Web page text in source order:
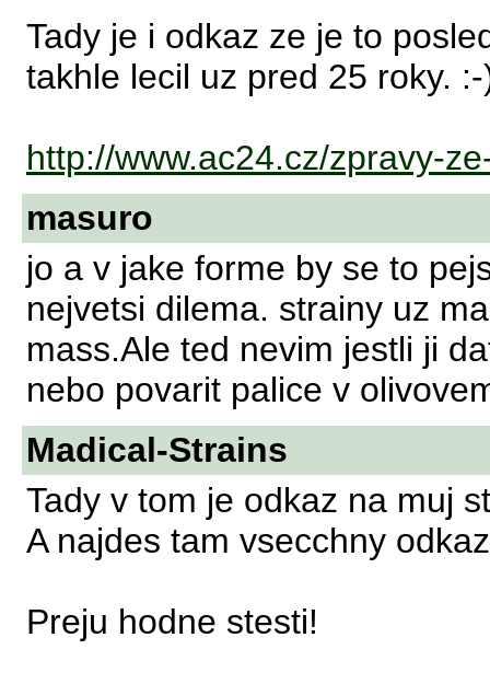
Tady je i odkaz ze je to
takhle lecil uz pred 25 roky.
http://www.ac24.cz/zpravy-
masuro
jo a v jake forme by se to
nejvetsi dilema. strainy uz
mass.Ale ted nevim jestli ji
nebo povarit palice v
Madical-Strains
Tady v tom je odkaz na muj
A najdes tam vsecchny
Preju hodne stesti!